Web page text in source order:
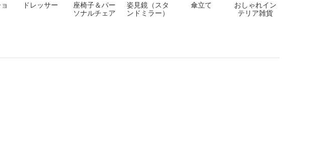
ドレッサー
座椅子＆パー
ソナルチェア
姿見鏡（スタ
ンドミラー）
傘立て
おしゃれイン
テリア雑貨